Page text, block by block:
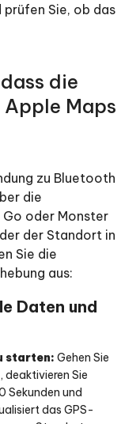
Sie, ob das
die
Maps
zu Bluetooth
die
oder Monster
der Standort in
Sie die
aus:
Daten und
starten: Gehen Sie
deaktivieren Sie
Sekunden und
das GPS-